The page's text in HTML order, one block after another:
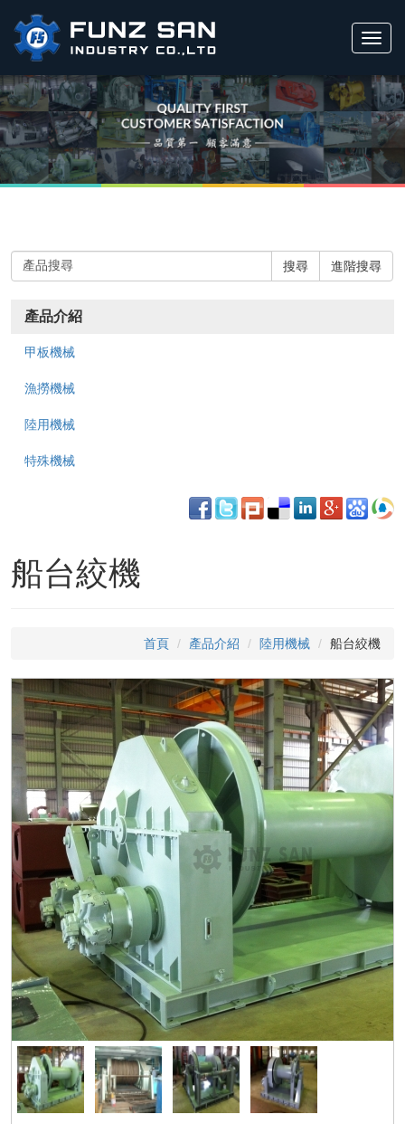
搜尋 進階搜尋
產品介紹
甲板機械
漁撈機械
陸用機械
特殊機械
船台絞機
首頁 產品介紹 陸用機械 船台絞機